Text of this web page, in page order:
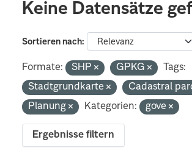
Keine Datensätze
Sortieren nach
Formate: SHP GPKG
Tags:
Stadtgrundkarte
Cadastral
Planung
Kategorien: gove
Ergebnisse filtern